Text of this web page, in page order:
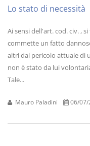
Lo stato di necessità
Ai sensi dell'art. cod. civ. ,
commette un fatto
altri dal pericolo attuale di
non è stato da lui
Tale...
Mauro Paladini 06/07/